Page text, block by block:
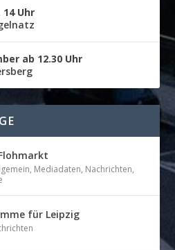
Uhr
ab 12.30 Uhr
, Mediadaten, Nachrichten,
für Leipzig